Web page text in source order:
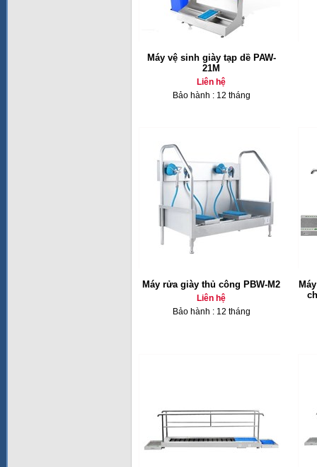
Máy vệ sinh giày tạp dề PAW-
21M
Liên hệ
Bảo hành : 12 tháng
Máy rửa giày thủ công PBW-M2
Liên hệ
Bảo hành : 12 tháng